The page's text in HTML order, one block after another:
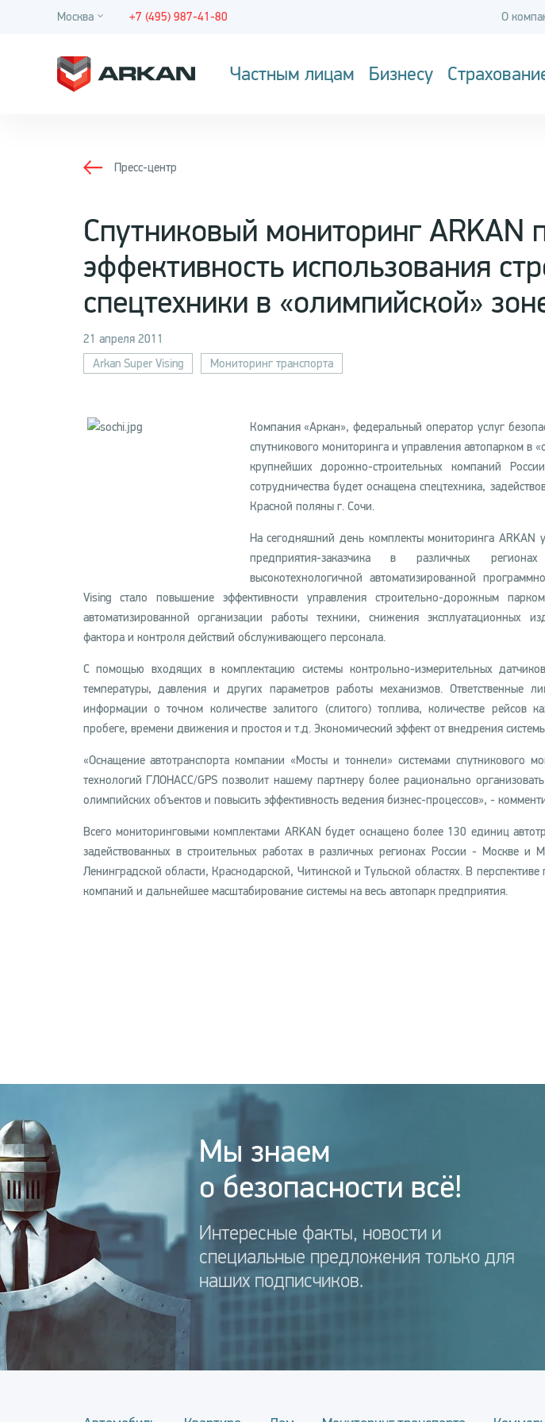
Москва +7 (495) 987-41-80 О
Частным лицам Бизнесу
Пресс-центр
Спутниковый мониторинг ARKAN
эффективность использования
спецтехники в «олимпийской»
21 апреля 2011
Arkan Super Vising
Мониторинг транспорта
Компания «Аркан», федеральный оператор услуг
спутникового мониторинга и управления автопарком в
крупнейших дорожно-строительных компаний
сотрудничества будет оснащена спецтехника,
Красной поляны г. Сочи.
На сегодняшний день комплекты мониторинга ARKAN
предприятия-заказчика в различных
высокотехнологичной автоматизированной
Vising стало повышение эффективности управления строительно-дорожным
автоматизированной организации работы техники, снижения эксплуатационных
фактора и контроля действий обслуживающего персонала.
С помощью входящих в комплектацию системы контрольно-измерительных
температуры, давления и других параметров работы механизмов. Ответственные
информации о точном количестве залитого (слитого) топлива, количестве
пробеге, времени движения и простоя и т.д. Экономический эффект от внедрения
«Оснащение автотранспорта компании «Мосты и тоннели» системами спутникового
технологий ГЛОНАСС/GPS позволит нашему партнеру более рационально
олимпийских объектов и повысить эффективность ведения бизнес-процессов», -
Всего мониторинговыми комплектами ARKAN будет оснащено более 130 единиц
задействованных в строительных работах в различных регионах России - Москве и
Ленинградской области, Краснодарской, Читинской и Тульской областях. В перспективе
компаний и дальнейшее масштабирование системы на весь автопарк предприятия.
Мы знаем
о безопасности всё!
Интересные факты, новости и
специальные предложения только для
наших подписчиков.